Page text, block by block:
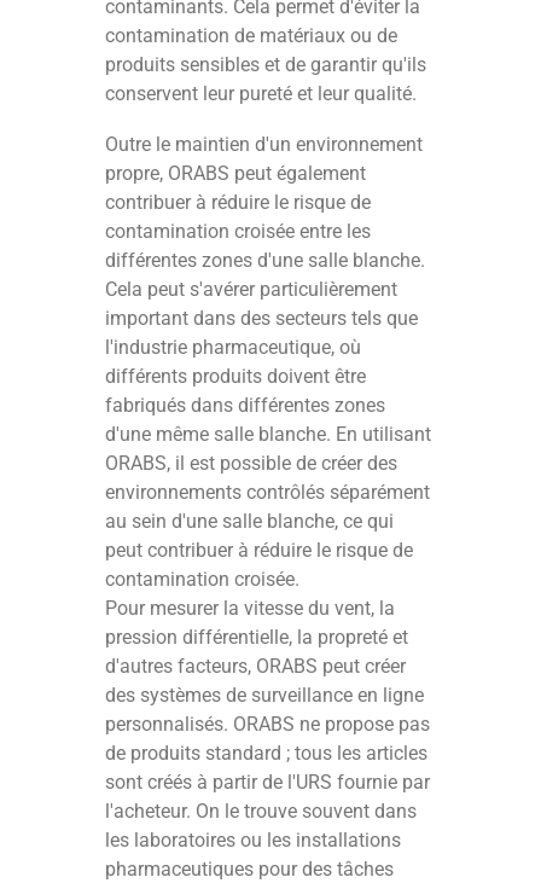
contaminants. Cela permet d'éviter la
contamination de matériaux ou de
produits sensibles et de garantir qu'ils
conservent leur pureté et leur qualité.
Outre le maintien d'un environnement
propre, ORABS peut également
contribuer à réduire le risque de
contamination croisée entre les
différentes zones d'une salle blanche.
Cela peut s'avérer particulièrement
important dans des secteurs tels que
l'industrie pharmaceutique, où
différents produits doivent être
fabriqués dans différentes zones
d'une même salle blanche. En utilisant
ORABS, il est possible de créer des
environnements contrôlés séparément
au sein d'une salle blanche, ce qui
peut contribuer à réduire le risque de
contamination croisée.
Pour mesurer la vitesse du vent, la
pression différentielle, la propreté et
d'autres facteurs, ORABS peut créer
des systèmes de surveillance en ligne
personnalisés. ORABS ne propose pas
de produits standard ; tous les articles
sont créés à partir de l'URS fournie par
l'acheteur. On le trouve souvent dans
les laboratoires ou les installations
pharmaceutiques pour des tâches